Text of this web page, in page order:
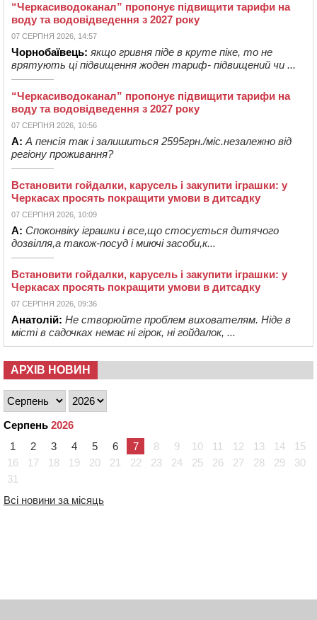
“Черкасиводоканал” пропонує підвищити тарифи на
воду та водовідведення з 2027 року
07 СЕРПНЯ 2026, 14:57
Чорнобаївець: якщо гривня піде в круте піке, то не
врятують ці підвищення жоден тариф- підвищений чи ...
“Черкасиводоканал” пропонує підвищити тарифи на
воду та водовідведення з 2027 року
07 СЕРПНЯ 2026, 10:56
А: А пенсія так і залишиться 2595грн./міс.незалежно від
регіону проживання?
Встановити гойдалки, карусель і закупити іграшки: у
Черкасах просять покращити умови в дитсадку
07 СЕРПНЯ 2026, 10:09
А: Споконвіку іграшки і все,що стосується дитячого
дозвілля,а також-посуд і миючі засоби,к...
Встановити гойдалки, карусель і закупити іграшки: у
Черкасах просять покращити умови в дитсадку
07 СЕРПНЯ 2026, 09:36
Анатолій: Не створюйте проблем вихователям. Ніде в
місті в садочках немає ні гірок, ні гойдалок, ...
АРХІВ НОВИН
Серпень 2026
1
2 3 4 5 6 7 8 9 10 11 12 13 14
15
16
17 18 19 20 21 22 23 24 25 26 27 28 29
30
31
Всі новини за місяць